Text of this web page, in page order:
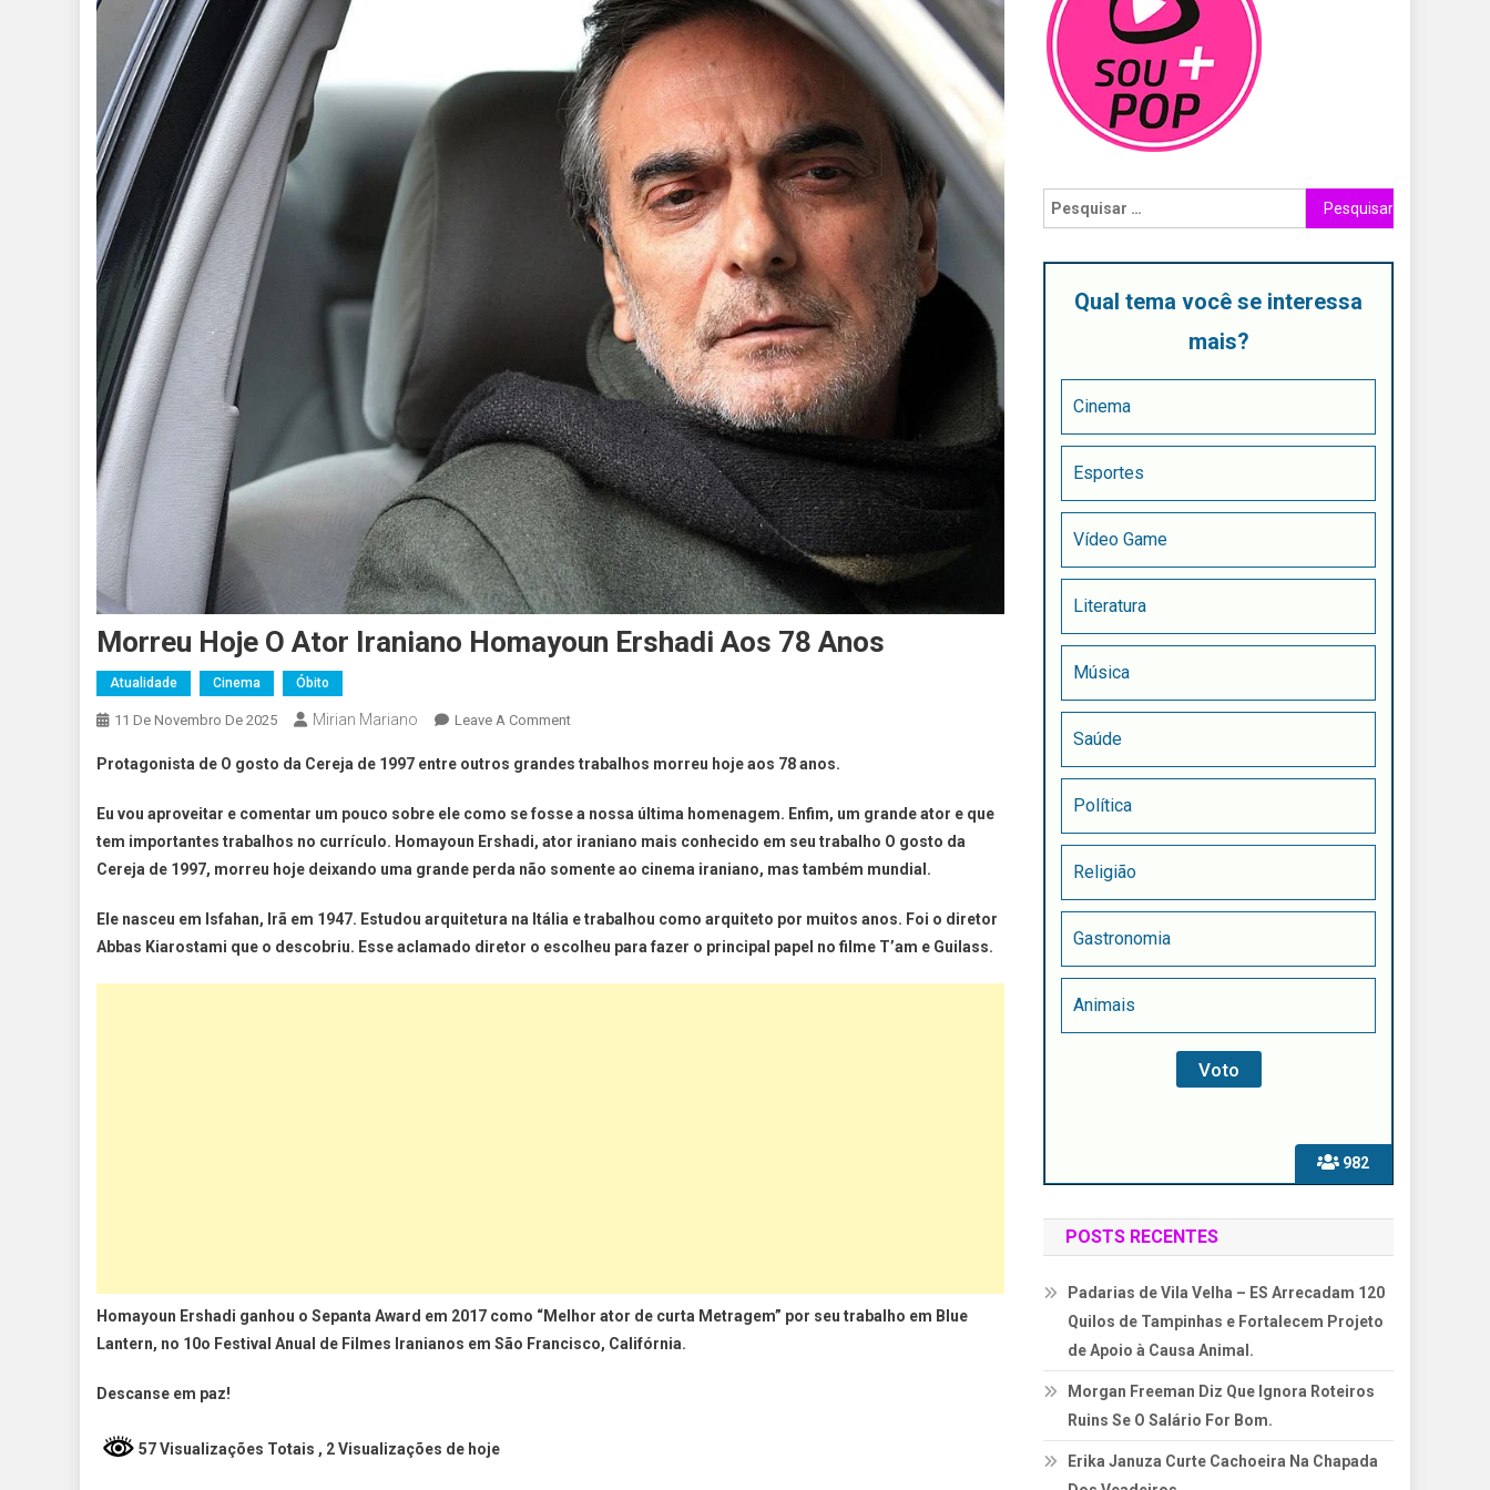
Morreu Hoje O Ator Iraniano Homayoun Ershadi Aos 78 Anos
Atualidade Cinema Óbito
11 De Novembro De 2025 Mirian Mariano Leave A Comment
Protagonista de O gosto da Cereja de 1997 entre outros grandes trabalhos morreu hoje aos 78 anos.
Eu vou aproveitar e comentar um pouco sobre ele como se fosse a nossa última homenagem. Enfim, um grande ator e que
tem importantes trabalhos no currículo. Homayoun Ershadi, ator iraniano mais conhecido em seu trabalho O gosto da
Cereja de 1997, morreu hoje deixando uma grande perda não somente ao cinema iraniano, mas também mundial.
Ele nasceu em Isfahan, Irã em 1947. Estudou arquitetura na Itália e trabalhou como arquiteto por muitos anos. Foi o diretor
Abbas Kiarostami que o descobriu. Esse aclamado diretor o escolheu para fazer o principal papel no filme T’am e Guilass.
Homayoun Ershadi ganhou o Sepanta Award em 2017 como “Melhor ator de curta Metragem” por seu trabalho em Blue
Lantern, no 10o Festival Anual de Filmes Iranianos em São Francisco, Califórnia.
Descanse em paz!
57 Visualizações Totais , 2 Visualizações de hoje
982
Qual tema você se interessa
mais?
Cinema
Esportes
Vídeo Game
Literatura
Música
Saúde
Política
Religião
Gastronomia
Animais
POSTS RECENTES
Padarias de Vila Velha – ES Arrecadam 120
Quilos de Tampinhas e Fortalecem Projeto
de Apoio à Causa Animal.
Morgan Freeman Diz Que Ignora Roteiros
Ruins Se O Salário For Bom.
Erika Januza Curte Cachoeira Na Chapada